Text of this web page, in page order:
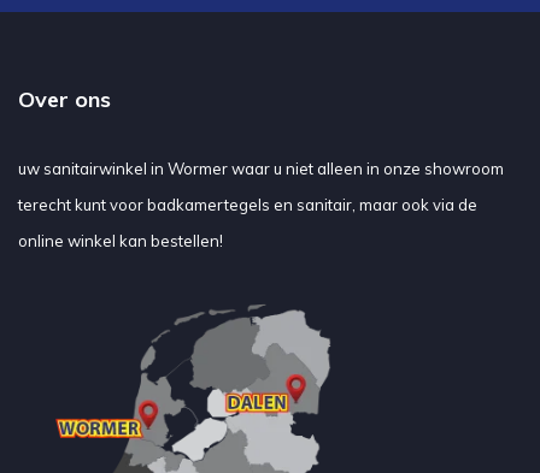
Over ons
uw sanitairwinkel in Wormer waar u niet alleen in onze showroom
terecht kunt voor badkamertegels en sanitair, maar ook via de
online winkel kan bestellen!